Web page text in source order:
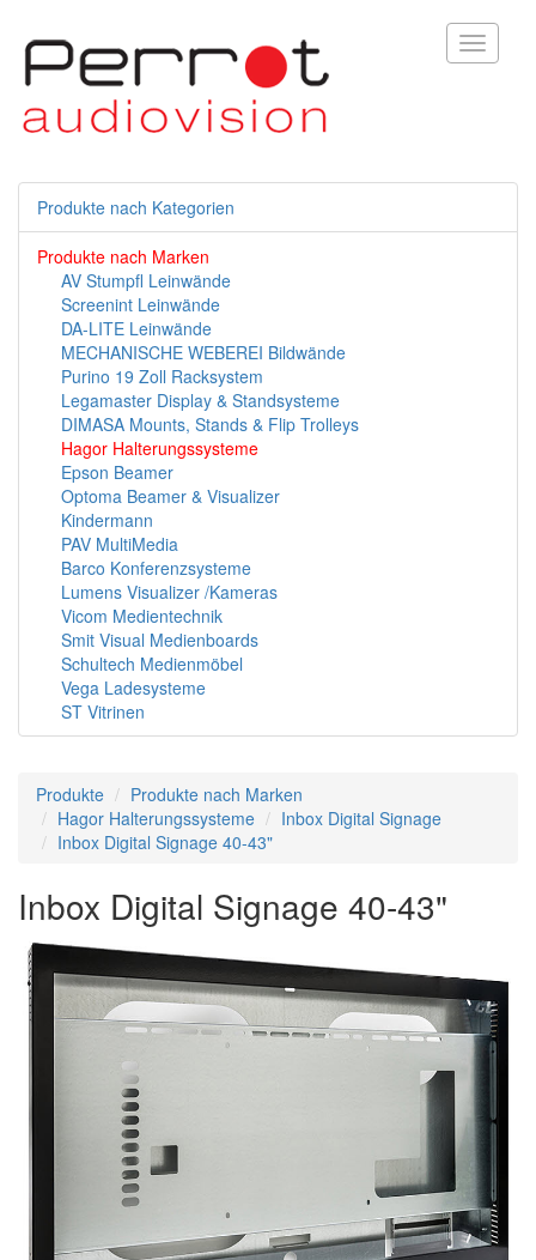
Toggle
Produkte nach Kategorien
Produkte nach Marken
AV Stumpfl Leinwände
Screenint Leinwände
DA-LITE Leinwände
MECHANISCHE WEBEREI Bildwände
Purino 19 Zoll Racksystem
Legamaster Display & Standsysteme
DIMASA Mounts, Stands & Flip Trolleys
Hagor Halterungssysteme
Epson Beamer
Optoma Beamer & Visualizer
Kindermann
PAV MultiMedia
Barco Konferenzsysteme
Lumens Visualizer /Kameras
Vicom Medientechnik
Smit Visual Medienboards
Schultech Medienmöbel
Vega Ladesysteme
ST Vitrinen
Produkte
Produkte nach Marken
Hagor Halterungssysteme
Inbox Digital Signage
Inbox Digital Signage 40-43"
Inbox Digital Signage 40-43"